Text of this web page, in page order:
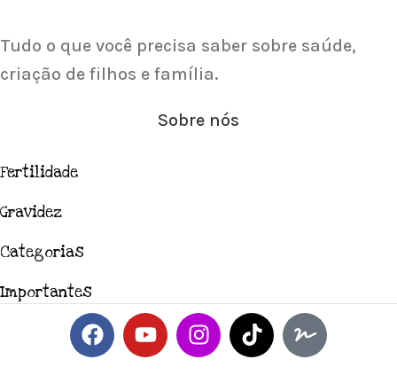
Tudo o que você precisa saber sobre saúde,
criação de filhos e família.
Sobre nós
Fertilidade
Gravidez
Categorias
Importantes